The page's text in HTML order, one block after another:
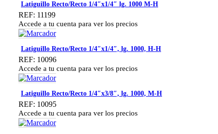
Latiguillo Recto/Recto 1/4″x1/4″ lg. 1000 M-H
REF: 11199
Accede a tu cuenta para ver los precios
Latiguillo Recto/Recto 1/4″x1/4″, lg. 1000, H-H
REF: 10096
Accede a tu cuenta para ver los precios
Latiguillo Recto/Recto 1/4″x3/8″, lg. 1000, M-H
REF: 10095
Accede a tu cuenta para ver los precios